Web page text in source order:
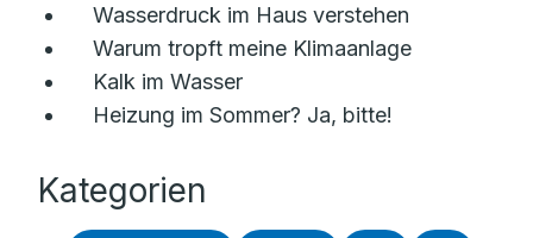
Wasserdruck im Haus verstehen
Warum tropft meine Klimaanlage
Kalk im Wasser
Heizung im Sommer? Ja, bitte!
Kategorien